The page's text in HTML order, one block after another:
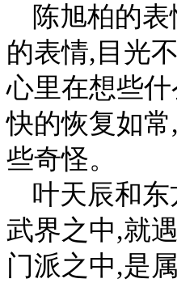
陈旭柏的
的表情,目光
心里在想些
快的恢复如
些奇怪。
叶天辰和
武界之中,就
门派之中,是